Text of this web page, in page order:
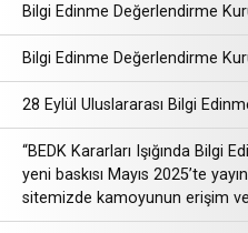
Bilgi Edinme Değerlendirme
Bilgi Edinme Değerlendirme
28 Eylül Uluslararası Bilgi
“BEDK Kararları Işığında Bilgi
yeni baskısı Mayıs 2025’te
sitemizde kamoyunun erişim